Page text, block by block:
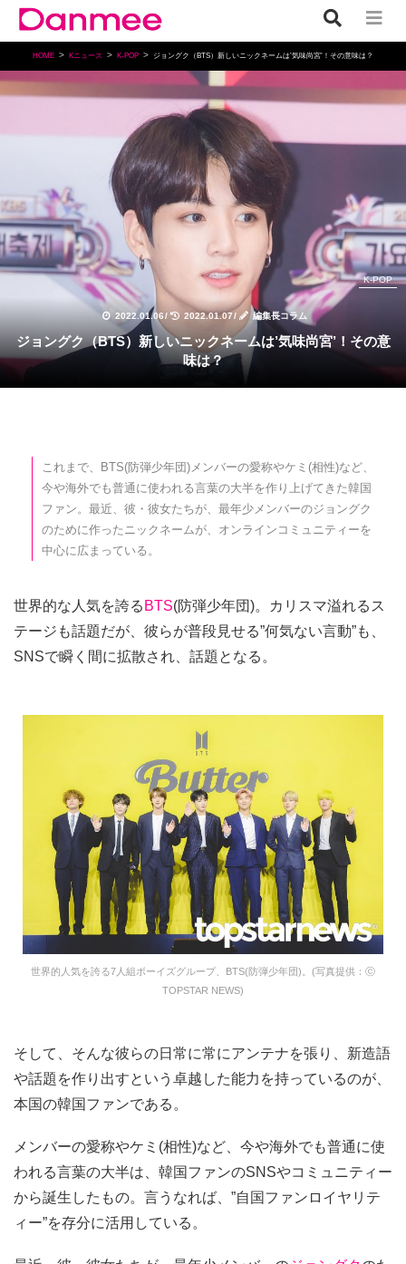
HOME Kニュース K-POP ジョングク（BTS）新しいニックネームは’気味尚宮’！その意味は？
2022.01.06/ 2022.01.07/ 編集長コラム
K-POP
ジョングク（BTS）新しいニックネームは’気味尚宮’！その意
味は？
これまで、BTS(防弾少年団)メンバーの愛称やケミ(相性)など、
今や海外でも普通に使われる言葉の大半を作り上げてきた韓国
ファン。最近、彼・彼女たちが、最年少メンバーのジョングク
のために作ったニックネームが、オンラインコミュニティーを
中心に広まっている。
世界的な人気を誇る BTS(防弾少年団)。カリスマ溢れるス
テージも話題だが、彼らが普段見せる”何気ない言動”も、
SNSで瞬く間に拡散され、話題となる。
世界的人気を誇る7人組ボーイズグループ、BTS(防弾少年団)。(写真提供：ⓒ
TOPSTAR NEWS)
そして、そんな彼らの日常に常にアンテナを張り、新造語
や話題を作り出すという卓越した能力を持っているのが、
本国の韓国ファンである。
メンバーの愛称やケミ(相性)など、今や海外でも普通に使
われる言葉の大半は、韓国ファンのSNSやコミュニティー
から誕生したもの。言うなれば、”自国ファンロイヤリテ
ィー”を存分に活用している。